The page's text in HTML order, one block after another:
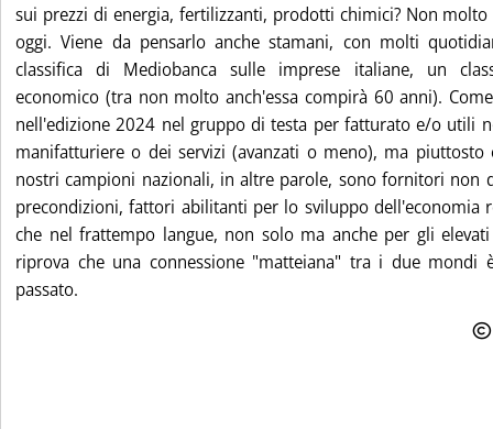
sui prezzi di energia, fertilizzanti, prodotti chimici? Non
oggi. Viene da pensarlo anche stamani, con molti
classifica di Mediobanca sulle imprese italiane, un
economico (tra non molto anch'essa compirà 60 anni).
nell'edizione 2024 nel gruppo di testa per fatturato e/o utili
manifatturiere o dei servizi (avanzati o meno), ma piuttosto
nostri campioni nazionali, in altre parole, sono fornitori non
precondizioni, fattori abilitanti per lo sviluppo dell'economia
che nel frattempo langue, non solo ma anche per gli
riprova che una connessione "matteiana" tra i due mondi
passato.